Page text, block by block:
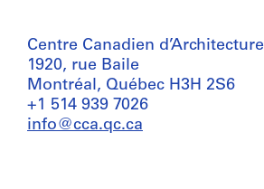
Centre Canadien d’Architecture
1920, rue Baile
Montréal, Québec H3H 2S6
+1 514 939 7026
info@cca.qc.ca